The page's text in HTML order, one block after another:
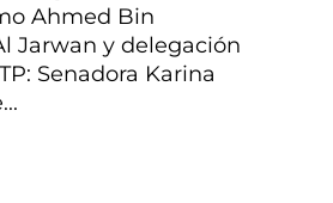
Ahmed Bin
Jarwan y delegación
Senadora Karina